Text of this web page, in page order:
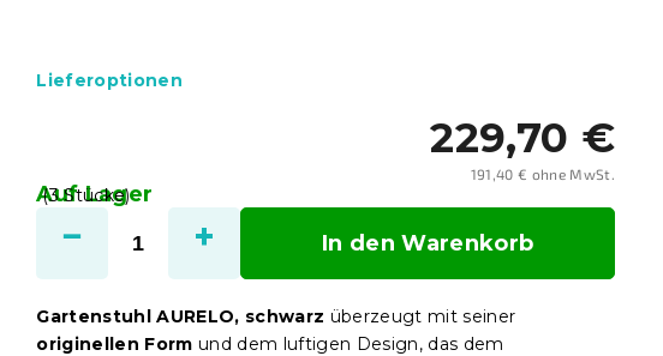
229,70 €
191,40 € ohne MwSt.
Auf Lager
(3 Stücke)
Lieferoptionen
In den Warenkorb
Gartenstuhl AURELO, schwarz überzeugt mit seiner
originellen Form und dem luftigen Design, das dem